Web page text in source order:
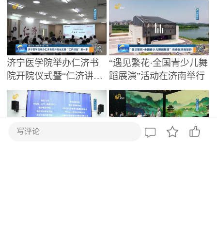
美食”
济宁医学院举办仁济书
院开院仪式暨“仁济讲坛”
第一讲
“遇见繁花·全国青少儿舞
蹈展演”活动在济南举行
写评论